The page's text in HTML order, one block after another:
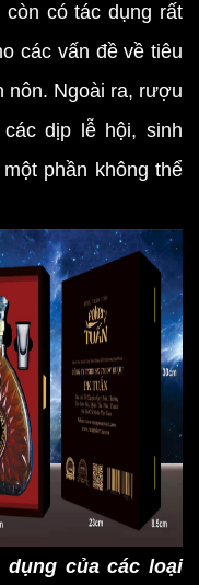
có tác dụng rất
các vấn đề về tiêu
nôn. Ngoài ra, rượu
dịp lễ hội, sinh
phần không thể
dụng của các loại